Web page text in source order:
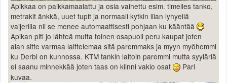
Apikkaa on paikkamaalattu ja osia vaihettu esim. timelles tanko,
metrakit änkkä, uuet tupit ja normaali kytkin liian lyhyellä
vaijerilla nii se menee automaattisesti pohjaan ku kääntää
Apikan piti jo lähteä mutta toinen osapuoli peru kaupat joten
alan sitte varmaa laittelemaa sitä paremmaks ja myyn myöhemmi
ku Derbi on kunnossa. KTM tankin laitoin paremmi mutta syyläriä
ei saanu minnekkää joten taas on kiinni vakio osat
Pari
kuvaa.